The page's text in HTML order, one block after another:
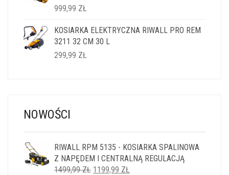
999,99 ZŁ
KOSIARKA ELEKTRYCZNA RIWALL PRO REM
3211 32 CM 30 L
299,99 ZŁ
NOWOŚCI
RIWALL RPM 5135 - KOSIARKA SPALINOWA
Z NAPĘDEM I CENTRALNĄ REGULACJĄ
1499,99ZŁ PIERWOTNA
1199,99 ZŁ